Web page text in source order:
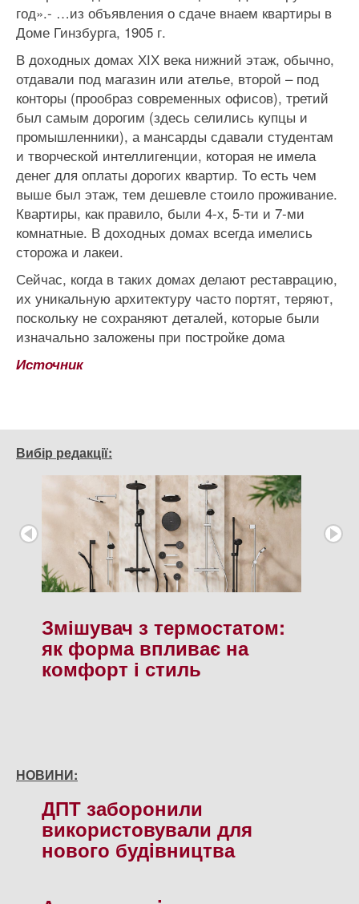
год».- …из объявления о сдаче внаем квартиры в
Доме Гинзбурга, 1905 г.
В доходных домах ХІХ века нижний этаж, обычно,
отдавали под магазин или ателье, второй – под
конторы (прообраз современных офисов), третий
был самым дорогим (здесь селились купцы и
промышленники), а мансарды сдавали студентам
и творческой интеллигенции, которая не имела
денег для оплаты дорогих квартир. То есть чем
выше был этаж, тем дешевле стоило проживание.
Квартиры, как правило, были 4-х, 5-ти и 7-ми
комнатные. В доходных домах всегда имелись
сторожа и лакеи.
Сейчас, когда в таких домах делают реставрацию,
их уникальную архитектуру часто портят, теряют,
поскольку не сохраняют деталей, которые были
изначально заложены при постройке дома
Источник
Вибір редакції:
Змішувач з термостатом:
як форма впливає на
комфорт і стиль
НОВИНИ:
ДПТ заборонили
використовували для
нового будiвництва